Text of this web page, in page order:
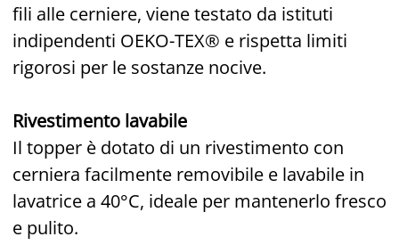
fili alle cerniere, viene testato da istituti
indipendenti OEKO-TEX® e rispetta limiti
rigorosi per le sostanze nocive.
Rivestimento lavabile
Il topper è dotato di un rivestimento con
cerniera facilmente removibile e lavabile in
lavatrice a 40°C, ideale per mantenerlo fresco
e pulito.